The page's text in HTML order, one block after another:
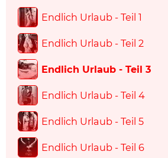
Endlich Urlaub - Teil 1
Endlich Urlaub - Teil 2
Endlich Urlaub - Teil 3
Endlich Urlaub - Teil 4
Endlich Urlaub - Teil 5
Endlich Urlaub - Teil 6